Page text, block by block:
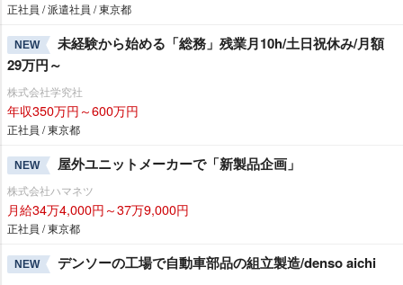
正社員 / 派遣社員 / 東京都
NEW
未経験から始める「総務」残業月10h/土日祝休み/月額
29万円～
株式会社学究社
年収350万円～600万円
正社員 / 東京都
NEW 屋外ユニットメーカーで「新製品企画」
株式会社ハマネツ
月給34万4,000円～37万9,000円
正社員 / 東京都
NEW デンソーの工場で自動車部品の組立製造/denso aichi